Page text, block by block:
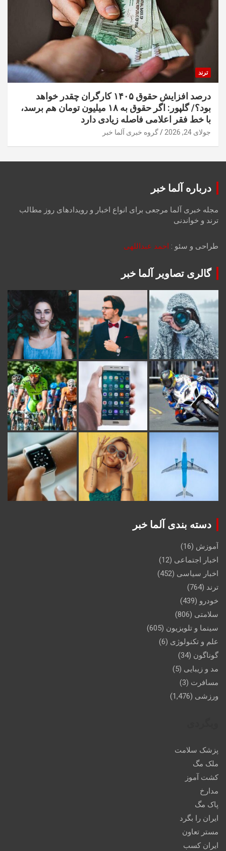
ترند
درصد افزایش حقوق ۱۴۰۵ کارگران چقدر خواهد
بود؟/ گلپور: اگر حقوق به ۱۸ میلیون تومان هم برسد،
با خط فقر اعلامی فاصله زیادی دارد
جولای 24, 2026 گروه خبری آلما خبر
درباره آلما خبر
مجله خبری آلما مرجعی برای انواع اخبار و رویدادهای روز مطالب
ترند و خواندنی
طراحی و سئو : احمد عبداللهی
گالری تصاویر آلما خبر
دسته بندی آلما خبر
آموزش (16)
اخبار اجتماعی (12)
اخبار سیاسی (452)
ترند (764)
خودرو (439)
سلامتی (806)
سینما و تلویزیون (605)
علم و تکنولوژی (6)
گوناگون (34)
مد و زیبایی (5)
مسافرت (3)
ورزشی (1,476)
پزشک سلامت
ملک مگ
کشت آموز
مدارخ
پاک مگ
ایران را بگرد
مستر تعاون
ایران کسب